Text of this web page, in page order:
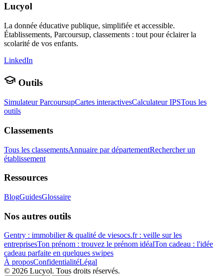
Lucyol
La donnée éducative publique, simplifiée et accessible.
Établissements, Parcoursup, classements : tout pour éclairer la
scolarité de vos enfants.
LinkedIn
Outils
Simulateur ParcoursupCartes interactivesCalculateur IPSTous les
outils
Classements
Tous les classementsAnnuaire par départementRechercher un
établissement
Ressources
BlogGuidesGlossaire
Nos autres outils
Gentry : immobilier & qualité de viesocs.fr : veille sur les
entreprisesTon prénom : trouvez le prénom idéalTon cadeau : l'idée
cadeau parfaite en quelques swipes
À proposConfidentialitéLégal
© 2026 Lucyol. Tous droits réservés.